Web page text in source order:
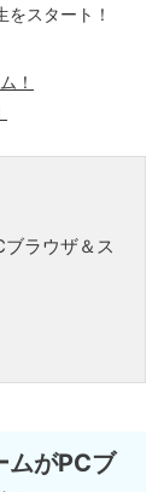
をスタート！
！
ラウザ＆ス
ムがPCブ